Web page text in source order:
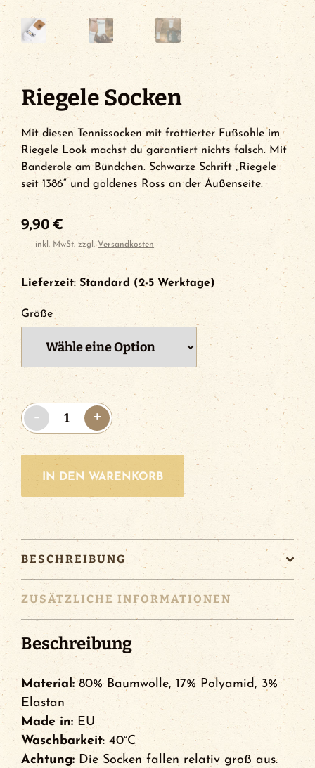
Riegele Socken
9,90€
inkl. MwSt. zzgl.Versandkosten
Mit diesen Tennissocken mit frottierter Fußsohle im
Riegele Look machst du garantiert nichts falsch. Mit
Banderole am Bündchen. Schwarze Schrift „Riegele
seit 1386“ und goldenes Ross an der Außenseite.
Lieferzeit: Standard (2-5 Werktage)
Größe
+
-
Riegele
Socken
Menge
IN DEN WARENKORB
BESCHREIBUNG
ZUSÄTZLICHE INFORMATIONEN
Beschreibung
Material:80% Baumwolle, 17% Polyamid, 3%
Elastan
Made in: EU
Waschbarkeit: 40°C
Achtung: Die Socken fallen relativ groß aus.